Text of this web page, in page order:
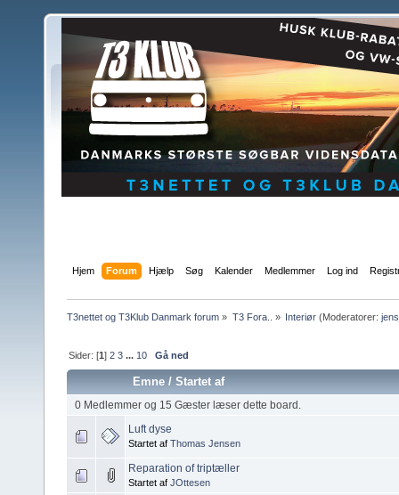
Hjem Forum Hjælp Søg Kalender Medlemmer Log ind
T3nettet og T3Klub Danmark forum » T3 Fora.. » Interiør(Moderatorer:
Sider: [1]2 3 ... 10 Gå ned
Emne /Startet af
0 Medlemmer og 15 Gæster læser dette board.
Luft dyse
Startet af Thomas Jensen
Reparation of triptæller
Startet af JOttesen